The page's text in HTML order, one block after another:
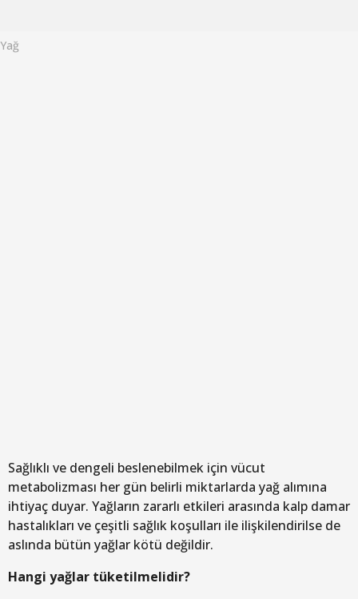
Yağ
Sağlıklı ve dengeli beslenebilmek için vücut
metabolizması her gün belirli miktarlarda yağ alımına
ihtiyaç duyar. Yağların zararlı etkileri arasında kalp damar
hastalıkları ve çeşitli sağlık koşulları ile ilişkilendirilse de
aslında bütün yağlar kötü değildir.
Hangi yağlar tüketilmelidir?